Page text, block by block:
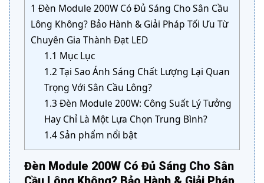
1 Đèn Module 200W Có Đủ Sáng Cho Sân Cầu
Lông Không? Bảo Hành & Giải Pháp Tối Ưu Từ
Chuyên Gia Thành Đạt LED
1.1 Mục Lục
1.2 Tại Sao Ánh Sáng Chất Lượng Lại Quan
Trọng Với Sân Cầu Lông?
1.3 Đèn Module 200W: Công Suất Lý Tưởng
Hay Chỉ Là Một Lựa Chọn Trung Bình?
1.4Sản phẩm nổi bật
Đèn Module 200W Có Đủ Sáng Cho Sân